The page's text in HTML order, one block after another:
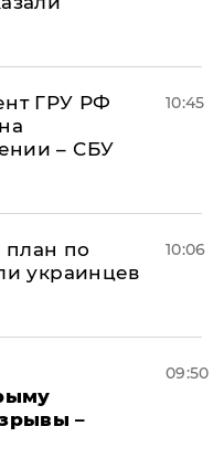
ГРУ РФ
– СБУ
10:45
план по
украинцев
10:06
–
09:50